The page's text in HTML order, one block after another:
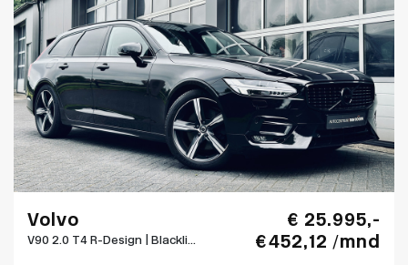
Volvo
V90 2.0 T4 R-Design | Blackli...
€ 25.995,-
€ 452,12 /mnd